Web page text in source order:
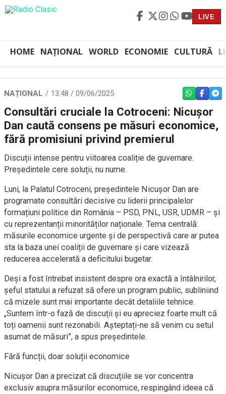
LIVE
HOME NAȚIONAL WORLD ECONOMIE CULTURĂ
NAȚIONAL 13:48 / 09/06/2025 WHATSAPP
Consultări cruciale la Cotroceni: Nicușor
Dan caută consens pe măsuri economice,
fără promisiuni privind premierul
Discuții intense pentru viitoarea coaliție de guvernare.
Președintele cere soluții, nu nume.
Luni, la Palatul Cotroceni, președintele Nicușor Dan are
programate consultări decisive cu liderii principalelor
formațiuni politice din România – PSD, PNL, USR, UDMR – și
cu reprezentanții minorităților naționale. Tema centrală:
măsurile economice urgente și de perspectivă care ar putea
sta la baza unei coaliții de guvernare și care vizează
reducerea accelerată a deficitului bugetar.
Deși a fost întrebat insistent despre ora exactă a întâlnirilor,
șeful statului a refuzat să ofere un program public, subliniind
că mizele sunt mai importante decât detaliile tehnice.
„Suntem într-o fază de discuții și eu apreciez foarte mult că
toți oamenii sunt rezonabili. Așteptați-ne să venim cu setul
asumat de măsuri”, a spus președintele.
Fără funcții, doar soluții economice
Nicușor Dan a precizat că discuțiile se vor concentra
exclusiv asupra măsurilor economice, respingând ideea că